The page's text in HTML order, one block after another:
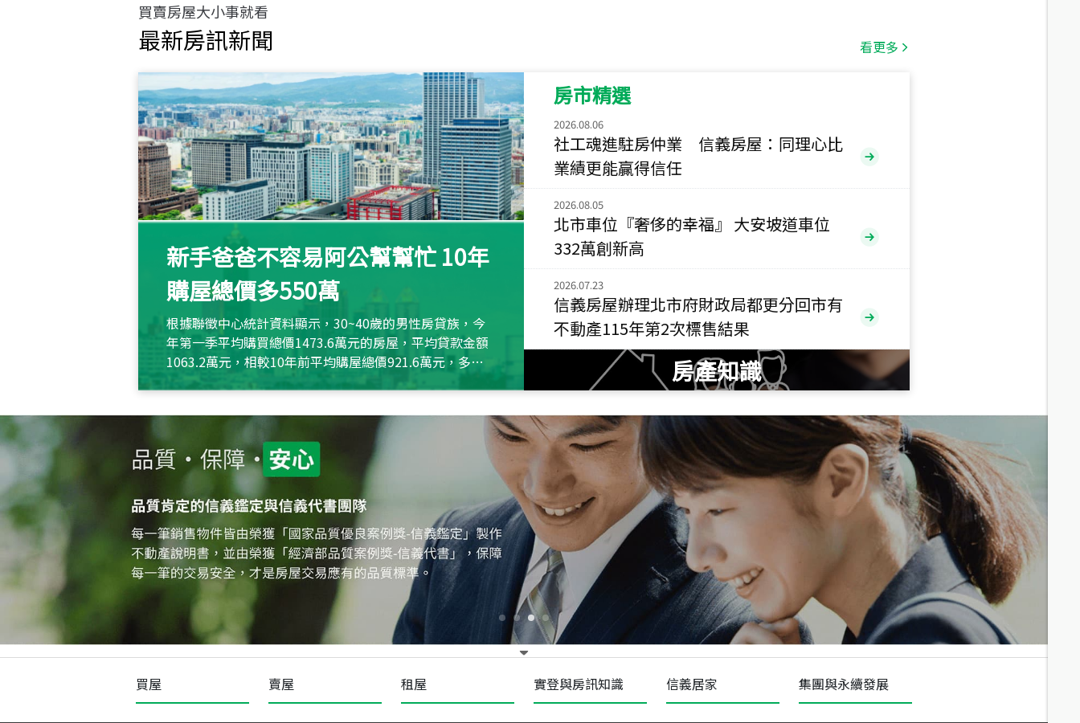
115
新北市永和區環河西路二段
115年07月 成交
央央 5,800萬
115年
小西華 1,938萬
115 年07 月 成交
捷豹
台北市中山區長春路
115年07月 成交
十泉十美
台北市北投區光明路
總價
1,020萬
年 07月 成交
四維天廈
新竹市新竹市四維路
總價
490萬
115 月 成交
菁英典藏
新竹市新竹市慈祥路
1,808
買賣房屋大小事就看
最新房訊新聞 看更多
新手爸爸不容易阿公幫幫忙 10年
購屋總價多550萬
根據聯徵中心統計資料顯示，30~40歲的男性房貸族，今
年第一季平均購買總價1473.6萬元的房屋，平均貸款金額
1063.2萬元，相較10年前平均購屋總價921.6萬元，多出
約550萬元，且貸款金額也多
房市精選
2026.08.06
社工魂進駐房仲業 信義房屋：同理心比
業績更能贏得信任
2026.08.05
北市車位『奢侈的幸福』 大安坡道車位
332萬創新高
2026.07.23
信義房屋辦理北市府財政局都更分回市有
不動產115年第2次標售結果
房產知識
買屋 賣屋 租屋 實登與房訊知識 信義居家 集團與永續發展